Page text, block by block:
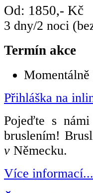
Od: 1850,- Kč
3 dny/2 noci
Termín akce
Přihláška na
Pojeďte s
bruslením!
v Německu.
Více informací...